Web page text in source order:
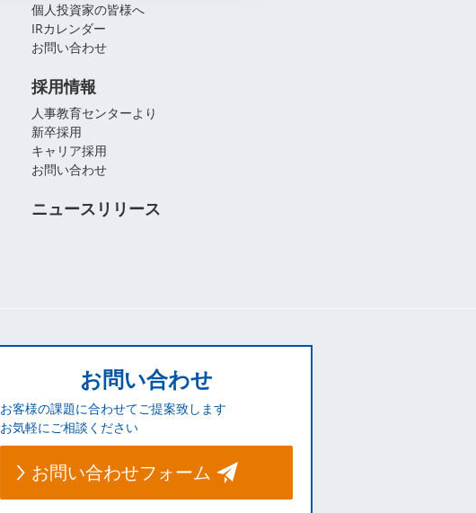
個人投資家の皆様へ
IRカレンダー
お問い合わせ
採用情報
人事教育センターより
新卒採用
キャリア採用
お問い合わせ
ニュースリリース
お問い合わせ
お客様の課題に合わせてご提案致します
お気軽にご相談ください
お問い合わせフォーム